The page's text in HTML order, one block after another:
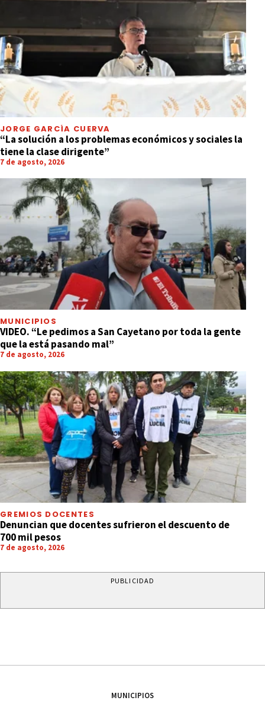
JORGE GARCÍA CUERVA
“La solución a los problemas económicos y sociales la
tiene la clase dirigente”
7 de agosto, 2026
MUNICIPIOS
VIDEO. “Le pedimos a San Cayetano por toda la gente
que la está pasando mal”
7 de agosto, 2026
GREMIOS DOCENTES
Denuncian que docentes sufrieron el descuento de
700 mil pesos
7 de agosto, 2026
PUBLICIDAD
MUNICIPIOS